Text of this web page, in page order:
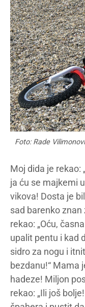
Foto: Rade
Moj dida je rekao:
ja ću se majkemi
vikova! Dosta je
sad barenko znan
rekao: „Oću,
upalit pentu i kad
sidro za nogu i
bezdanu!“ Mama
hadeze! Miljon
rekao: „Ili još